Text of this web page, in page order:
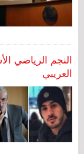
النجم الرياضي
العريبي